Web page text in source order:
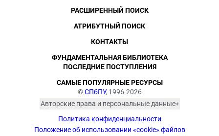
©СПбПУ, 1996-2026
Авторские права и персональные данные
изображённых лиц в соответствии
с требованиями законодательства
Политика конфиденциальности
Положение об использовании «cookie» файлов
РАСШИРЕННЫЙ ПОИСК
АТРИБУТНЫЙ ПОИСК
КОНТАКТЫ
ФУНДАМЕНТАЛЬНАЯ БИБЛИОТЕКА
ПОСЛЕДНИЕ ПОСТУПЛЕНИЯ
САМЫЕ ПОПУЛЯРНЫЕ РЕСУРСЫ